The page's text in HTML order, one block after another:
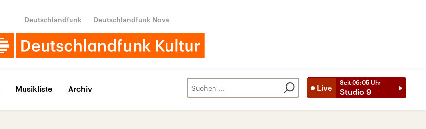
Deutschlandfunk Deutschlandfunk Nova
Live
Seit 06:05 Uhr
Studio 9
Musikliste Archiv